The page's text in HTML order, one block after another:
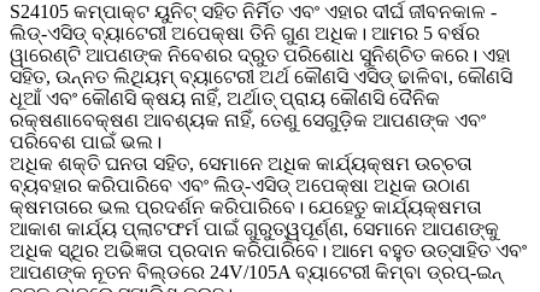
S24105 କମ୍ପାକ୍ଟ ୟୁନିଟ୍ ସହିତ ନିର୍ମିତ ଏବଂ ଏହାର ଦୀର୍ଘ ଜୀବନକାଳ -
ଲିଡ୍-ଏସିଡ୍ ବ୍ୟାଟେରୀ ଅପେକ୍ଷା ତିନି ଗୁଣ ଅଧିକ। ଆମର 5 ବର୍ଷର
ୱାରେଣ୍ଟି ଆପଣଙ୍କ ନିବେଶର ଦ୍ରୁତ ପରିଶୋଧ ସୁନିଶ୍ଚିତ କରେ। ଏହା
ସହିତ, ଉନ୍ନତ ଲିଥିୟମ୍ ବ୍ୟାଟେରୀ ଅର୍ଥ କୌଣସି ଏସିଡ୍ ଢାଳିବା, କୌଣସି
ଧୂଆଁ ଏବଂ କୌଣସି କ୍ଷୟ ନାହିଁ, ଅର୍ଥାତ୍ ପ୍ରାୟ କୌଣସି ଦୈନିକ
ରକ୍ଷଣାବେକ୍ଷଣ ଆବଶ୍ୟକ ନାହିଁ, ତେଣୁ ସେଗୁଡ଼ିକ ଆପଣଙ୍କ ଏବଂ
ପରିବେଶ ପାଇଁ ଭଲ।
ଅଧିକ ଶକ୍ତି ଘନତା ସହିତ, ସେମାନେ ଅଧିକ କାର୍ଯ୍ୟକ୍ଷମ ଉଚ୍ଚତା
ବ୍ୟବହାର କରିପାରିବେ ଏବଂ ଲିଡ୍-ଏସିଡ୍ ଅପେକ୍ଷା ଅଧିକ ଉଠାଣ
କ୍ଷମତାରେ ଭଲ ପ୍ରଦର୍ଶନ କରିପାରିବେ। ଯେହେତୁ କାର୍ଯ୍ୟକ୍ଷମତା
ଆକାଶ କାର୍ଯ୍ୟ ପ୍ଲାଟଫର୍ମ ପାଇଁ ଗୁରୁତ୍ୱପୂର୍ଣ୍ଣ, ସେମାନେ ଆପଣଙ୍କୁ
ଅଧିକ ସ୍ଥିର ଅଭିଜ୍ଞତା ପ୍ରଦାନ କରିପାରିବେ। ଆମେ ବହୁତ ଉତ୍ସାହିତ ଏବଂ
ଆପଣଙ୍କ ନୂତନ ବିଲ୍ଡରେ 24V/105A ବ୍ୟାଟେରୀ କିମ୍ବା ଡ୍ରପ୍-ଇନ୍